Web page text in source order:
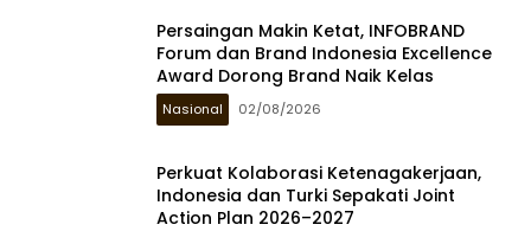
Persaingan Makin Ketat, INFOBRAND
Forum dan Brand Indonesia Excellence
Award Dorong Brand Naik Kelas
Nasional 02/08/2026
Perkuat Kolaborasi Ketenagakerjaan,
Indonesia dan Turki Sepakati Joint
Action Plan 2026–2027